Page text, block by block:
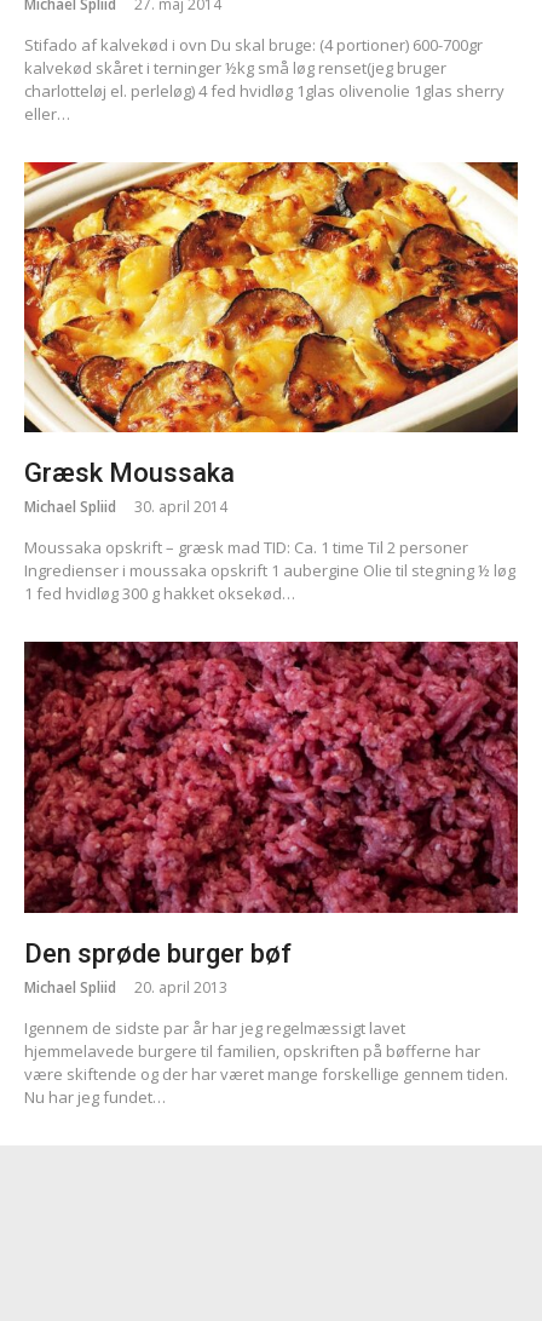
Michael Spliid 27. maj 2014
Stifado af kalvekød i ovn Du skal bruge: (4 portioner) 600-700gr
kalvekød skåret i terninger ½kg små løg renset(jeg bruger
charlotteløj el. perleløg) 4 fed hvidløg 1glas olivenolie 1glas sherry
eller…
Græsk Moussaka
Michael Spliid 30. april 2014
Moussaka opskrift – græsk mad TID: Ca. 1 time Til 2 personer
Ingredienser i moussaka opskrift 1 aubergine Olie til stegning ½ løg
1 fed hvidløg 300 g hakket oksekød…
Den sprøde burger bøf
Michael Spliid 20. april 2013
Igennem de sidste par år har jeg regelmæssigt lavet
hjemmelavede burgere til familien, opskriften på bøfferne har
være skiftende og der har været mange forskellige gennem tiden.
Nu har jeg fundet…